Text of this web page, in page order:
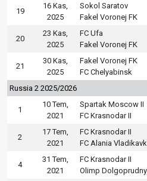
19
16 Kas,
2025
Sokol Saratov
Fakel Voronej FK
20
23 Kas,
2025
FC Ufa
Fakel Voronej FK
21
30 Kas,
2025
Fakel Voronej FK
FC Chelyabinsk
Russia 2 2025/2026
1
10 Tem,
2021
Spartak Moscow II
FC Krasnodar II
2
17 Tem,
2021
FC Krasnodar II
FC Alania
4
31 Tem,
2021
FC Krasnodar II
Olimp Dolgoprudny